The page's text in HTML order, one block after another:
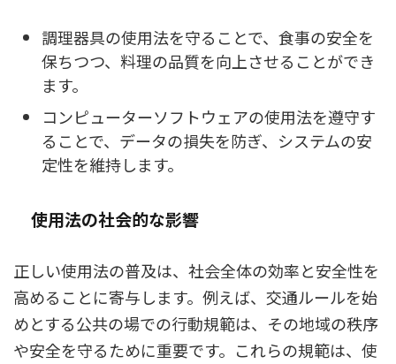
調理器具の使用法を守ることで、食事の安全を
保ちつつ、料理の品質を向上させることができ
ます。
コンピューターソフトウェアの使用法を遵守す
ることで、データの損失を防ぎ、システムの安
定性を維持します。
使用法の社会的な影響
正しい使用法の普及は、社会全体の効率と安全性を
高めることに寄与します。例えば、交通ルールを始
めとする公共の場での行動規範は、その地域の秩序
や安全を守るために重要です。これらの規範は、使